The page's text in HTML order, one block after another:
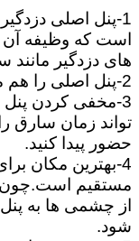
1-پنل اصلی
است که وظیفه آن
های دزدگیر مانند
2-پنل اصلی را هم میتوان به صورت مخفیانه نصب کرد.
3-مخفی کردن
تواند زمان سارق
حضور پیدا کنید.
4-بهترین مکان
مستقیم است.چون
از چشمی ها به
شود.